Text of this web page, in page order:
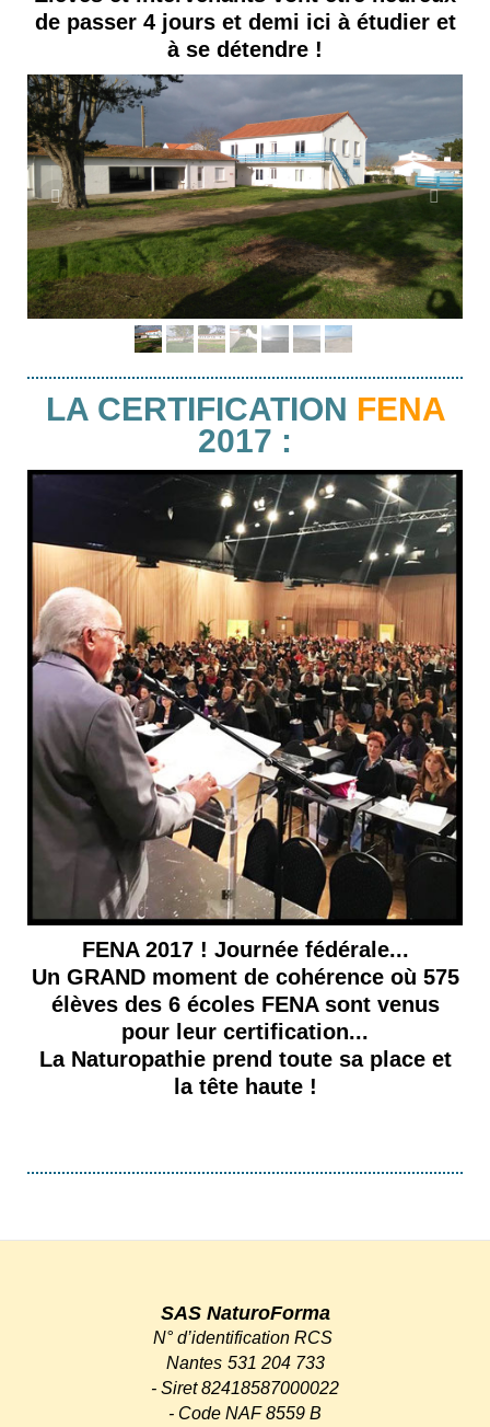
de passer 4 jours et demi ici à étudier et
à se détendre !
LA CERTIFICATION FENA
2017 :
FENA 2017 ! Journée fédérale...
Un GRAND moment de cohérence où 575
élèves des 6 écoles FENA sont venus
pour leur certification...
La Naturopathie prend toute sa place et
la tête haute !
SAS NaturoForma
N° d’identification RCS
Nantes 531 204 733
- Siret 82418587000022
- Code NAF 8559 B